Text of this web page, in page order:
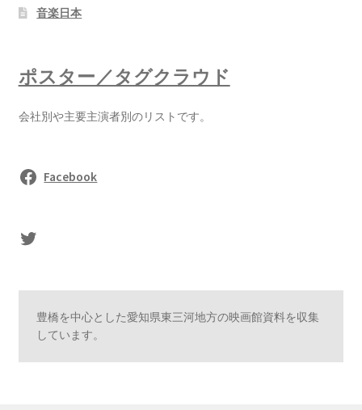
音楽日本
ポスター／タグクラウド
会社別や主要主演者別のリストです。
Facebook
sasaki's Twitter
豊橋を中心とした愛知県東三河地方の映画館資料を収集
しています。